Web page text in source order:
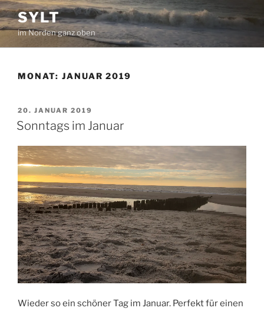
Zum
Inhalt
springen
SYLT
im Norden ganz oben
MONAT: JANUAR 2019
VERÖFFENTLICHT
AM
20. JANUAR 2019
Sonntags im Januar
Wieder so ein schöner Tag im Januar. Perfekt für einen